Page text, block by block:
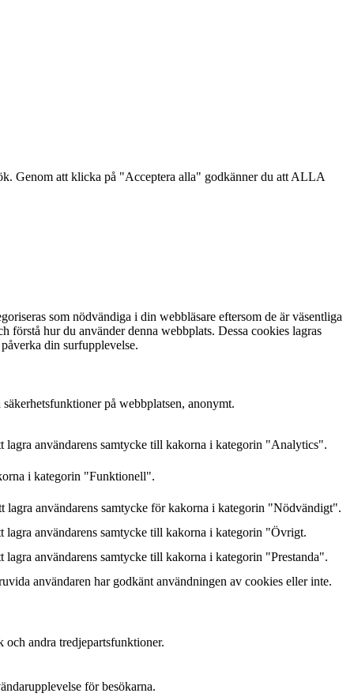
Genom att klicka på "Acceptera alla" godkänner du att ALLA
som nödvändiga i din webbläsare eftersom de är väsentliga
förstå hur du använder denna webbplats. Dessa cookies lagras
din surfupplevelse.
på webbplatsen, anonymt.
användarens samtycke till kakorna i kategorin "Analytics".
i kategorin "Funktionell".
användarens samtycke för kakorna i kategorin "Nödvändigt".
användarens samtycke till kakorna i kategorin "Övrigt.
användarens samtycke till kakorna i kategorin "Prestanda".
användaren har godkänt användningen av cookies eller inte.
andra tredjepartsfunktioner.
för besökarna.